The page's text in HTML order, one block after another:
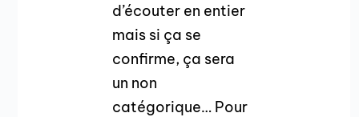
d’écouter en entier
mais si ça se
confirme, ça sera
un non
catégorique… Pour